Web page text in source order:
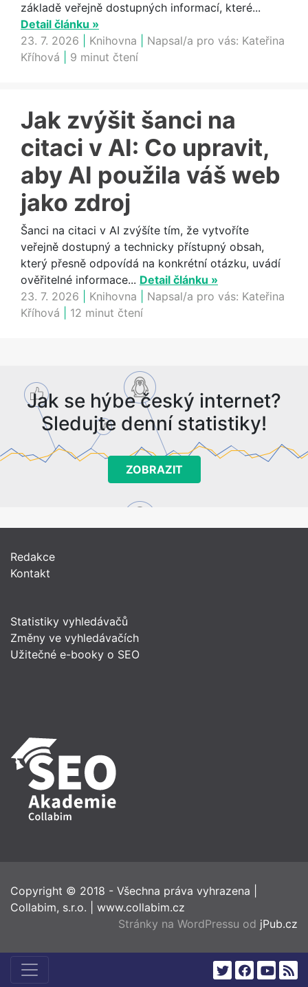
základě veřejně dostupných informací, které...
Detail článku »
23. 7. 2026
Knihovna Napsal/a pro vás: Kateřina
Kříhová
9 minut čtení
Jak zvýšit šanci na
citaci v AI: Co upravit,
aby AI použila váš web
jako zdroj
Šanci na citaci v AI zvýšíte tím, že vytvoříte
veřejně dostupný a technicky přístupný obsah,
který přesně odpovídá na konkrétní otázku, uvádí
ověřitelné informace... Detail článku »
23. 7. 2026
Knihovna Napsal/a pro vás: Kateřina
Kříhová
12 minut čtení
Jak se hýbe český internet?
Sledujte denní statistiky!
ZOBRAZIT
Redakce
Kontakt
Statistiky vyhledávačů
Změny ve vyhledávačích
Užitečné e-booky o SEO
Copyright © 2018 - Všechna práva vyhrazena
Collabim, s.r.o.
www.collabim.cz
Stránky na WordPressu od jPub.cz